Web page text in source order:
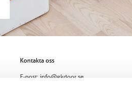
Kontakta oss
E-post:info@gkdoor.se